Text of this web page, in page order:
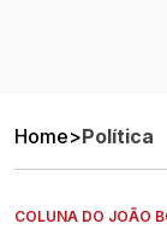
Home>Política
COLUNA DO JOÃO